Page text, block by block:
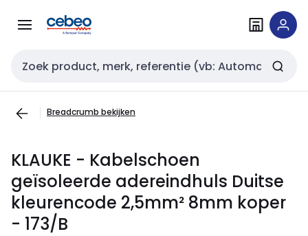
naar
naar
Zoekveld invoer
Breadcrumb bekijken
KLAUKE - Kabelschoen
geïsoleerde adereindhuls Duitse
kleurencode 2,5mm² 8mm koper
- 173/B